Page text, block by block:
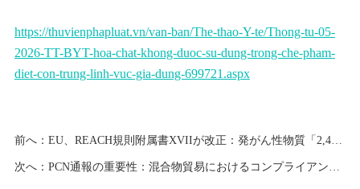
https://thuvienphapluat.vn/van-ban/The-thao-Y-te/Thong-tu-05-
2026-TT-BYT-hoa-chat-khong-duoc-su-dung-trong-che-pham-
diet-con-trung-linh-vuc-gia-dung-699721.aspx
前へ： EU、REACH規則附属書XVIIが改正：発がん性物質「2,4-ジニトロトルエン」を制限対象に追加
次へ： PCN通報の重要性：混合物貿易におけるコンプライアンスを強みに変える戦略的対応